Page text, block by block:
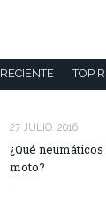
RECIENTE TOP
27 JULIO, 2016
¿Qué
moto?